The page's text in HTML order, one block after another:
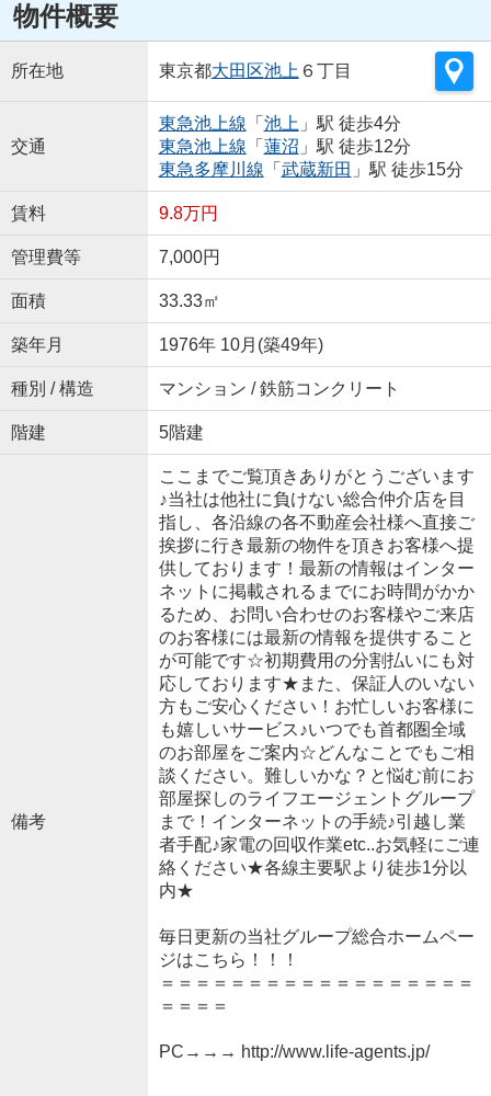
物件概要
所在地 東京都大田区池上 ６丁目
交通
東急池上線 「 池上 」駅 徒歩4分
東急池上線 「 蓮沼 」駅 徒歩12分
東急多摩川線 「 武蔵新田 」駅 徒歩15分
賃料 9.8万円
管理費等 7,000円
面積 33.33㎡
築年月 1976年 10月(築49年)
種別 / 構造 マンション / 鉄筋コンクリート
階建 5階建
備考
ここまでご覧頂きありがとうございます
♪当社は他社に負けない総合仲介店を目
指し、各沿線の各不動産会社様へ直接ご
挨拶に行き最新の物件を頂きお客様へ提
供しております！最新の情報はインター
ネットに掲載されるまでにお時間がかか
るため、お問い合わせのお客様やご来店
のお客様には最新の情報を提供すること
が可能です☆初期費用の分割払いにも対
応しております★また、保証人のいない
方もご安心ください！お忙しいお客様に
も嬉しいサービス♪いつでも首都圏全域
のお部屋をご案内☆どんなことでもご相
談ください。難しいかな？と悩む前にお
部屋探しのライフエージェントグループ
まで！インターネットの手続♪引越し業
者手配♪家電の回収作業etc..お気軽にご連
絡ください★各線主要駅より徒歩1分以
内★
毎日更新の当社グループ総合ホームペー
ジはこちら！！！
＝＝＝＝＝＝＝＝＝＝＝＝＝＝＝＝＝＝
＝＝＝＝
PC→→→ http://www.life-agents.jp/